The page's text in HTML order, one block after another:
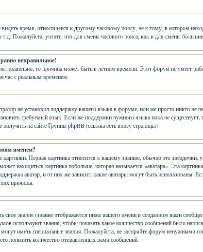
время, относящееся к другому часовому поясу, не к тому, в котором
Пожалуйста, учтите, что для смены часового пояса, как и для смены
неправильное!
правильно, то причина может быть в летнем времени. Этот форум не умеет
час с реальным временем.
не установил поддержку вашего языка в форуме, или же просто никто не
требуемый язык. Если же поддержки нужного языка пока не
на сайте Группы phpBB (ссылка есть внизу страницы)
именем?
Первая картинка относится к вашему званию, обычно это
находиться картинка побольше, которая называется «аватара». Эта
аватар, и от них же зависит, какие аватары могут быть использованы.
причины.
звание (звание отображается ниже вашего имени в созданном вами
используют звания, чтобы показать какое количество сообщений было
иметь специальные звания. Пожалуйста, не засоряйте форум ненужными
понизить количество отправленных вами сообщений.